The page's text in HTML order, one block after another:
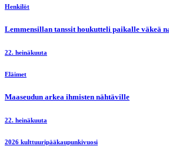
Henkilöt
Lemmensillan tanssit houkutteli paikalle väkeä
22. heinäkuuta
Eläimet
Maaseudun arkea ihmisten nähtäville
22. heinäkuuta
2026 kulttuuripääkaupunkivuosi